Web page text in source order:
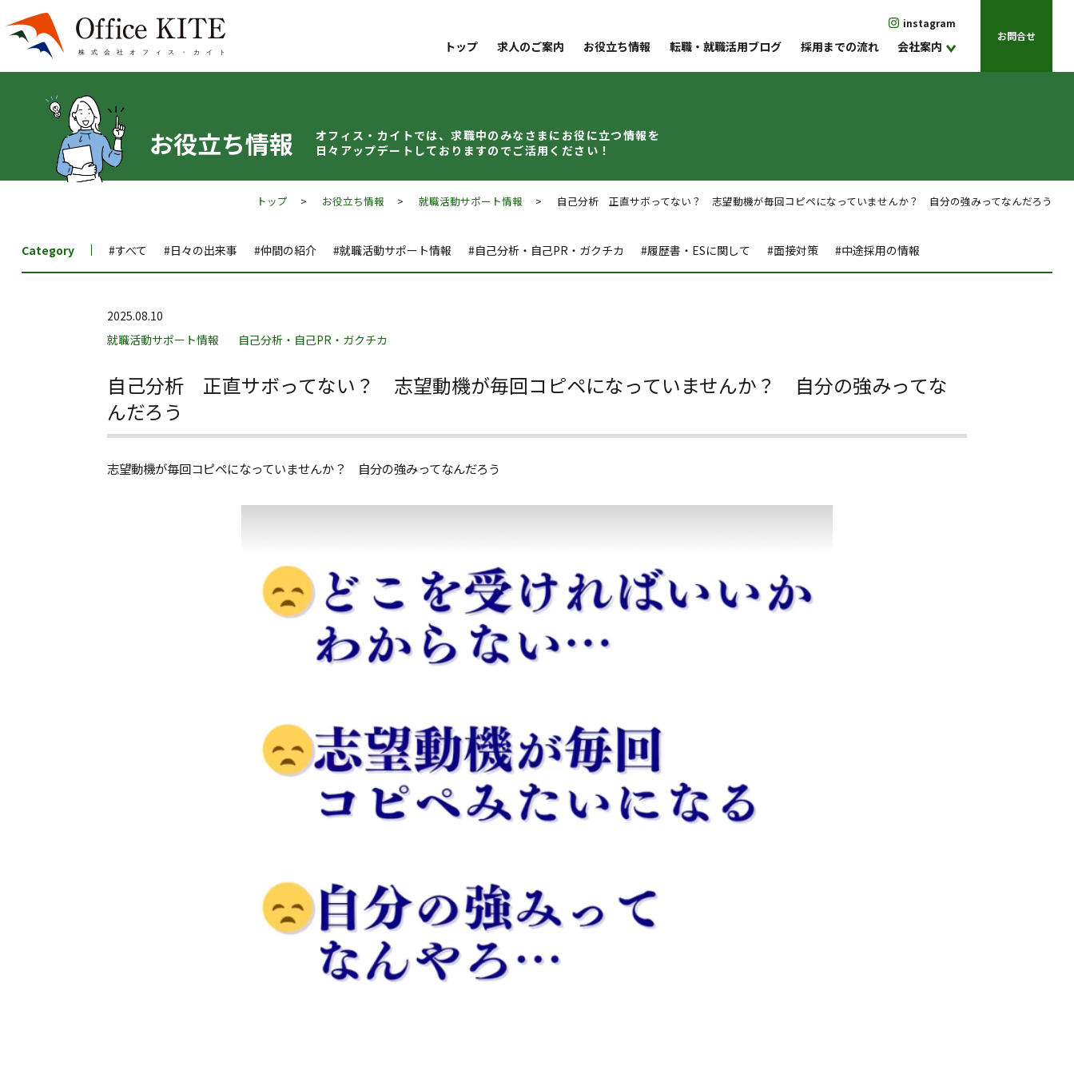
instagram
トップ 求人のご案内 お役立ち情報 転職・就職活用ブログ 採用までの流れ 会社案内
お問合せ
お役立ち情報 オフィス・カイトでは、求職中のみなさまに お役に立つ情報を
日々アップデート しておりますのでご活用ください！
トップ > お役立ち情報 >就職活動サポート情報 > 自己分析 正直サボってない？ 志望動機が毎回コピペになっていませんか？ 自分の強みってなんだろう
Category #すべて #日々の出来事 #仲間の紹介 #就職活動サポート情報 #自己分析・自己PR・ガクチカ #履歴書・ESに関して #面接対策 #中途採用の情報
2025.08.10
就職活動サポート情報
自己分析・自己PR・ガクチカ
自己分析 正直サボってない？ 志望動機が毎回コピペになっていませんか？ 自分の強みってな
んだろう
志望動機が毎回コピペになっていませんか？ 自分の強みってなんだろう